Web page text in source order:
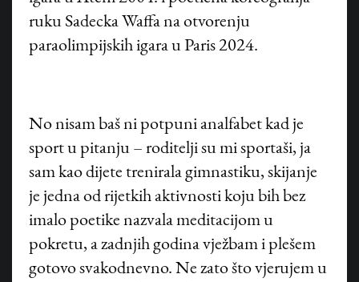
ruku Sadecka Waffa na otvorenju
paraolimpijskih igara u Paris 2024.
No nisam baš ni potpuni analfabet kad je
sport u pitanju – roditelji su mi sportaši, ja
sam kao dijete trenirala gimnastiku, skijanje
je jedna od rijetkih aktivnosti koju bih bez
imalo poetike nazvala meditacijom u
pokretu, a zadnjih godina vježbam i plešem
gotovo svakodnevno. Ne zato što vjerujem u